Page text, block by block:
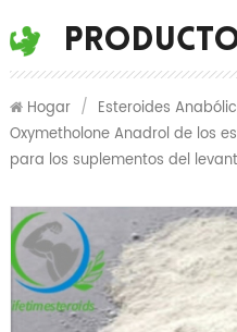
Hogar / Esteroides
Oxymetholone Anadrol de los
para los suplementos del